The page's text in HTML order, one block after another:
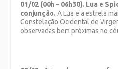
01/02 (00h – 06h30). Lua e
conjunção.A Lua e a estrela
Constelação Ocidental de
observadas bem próximas no